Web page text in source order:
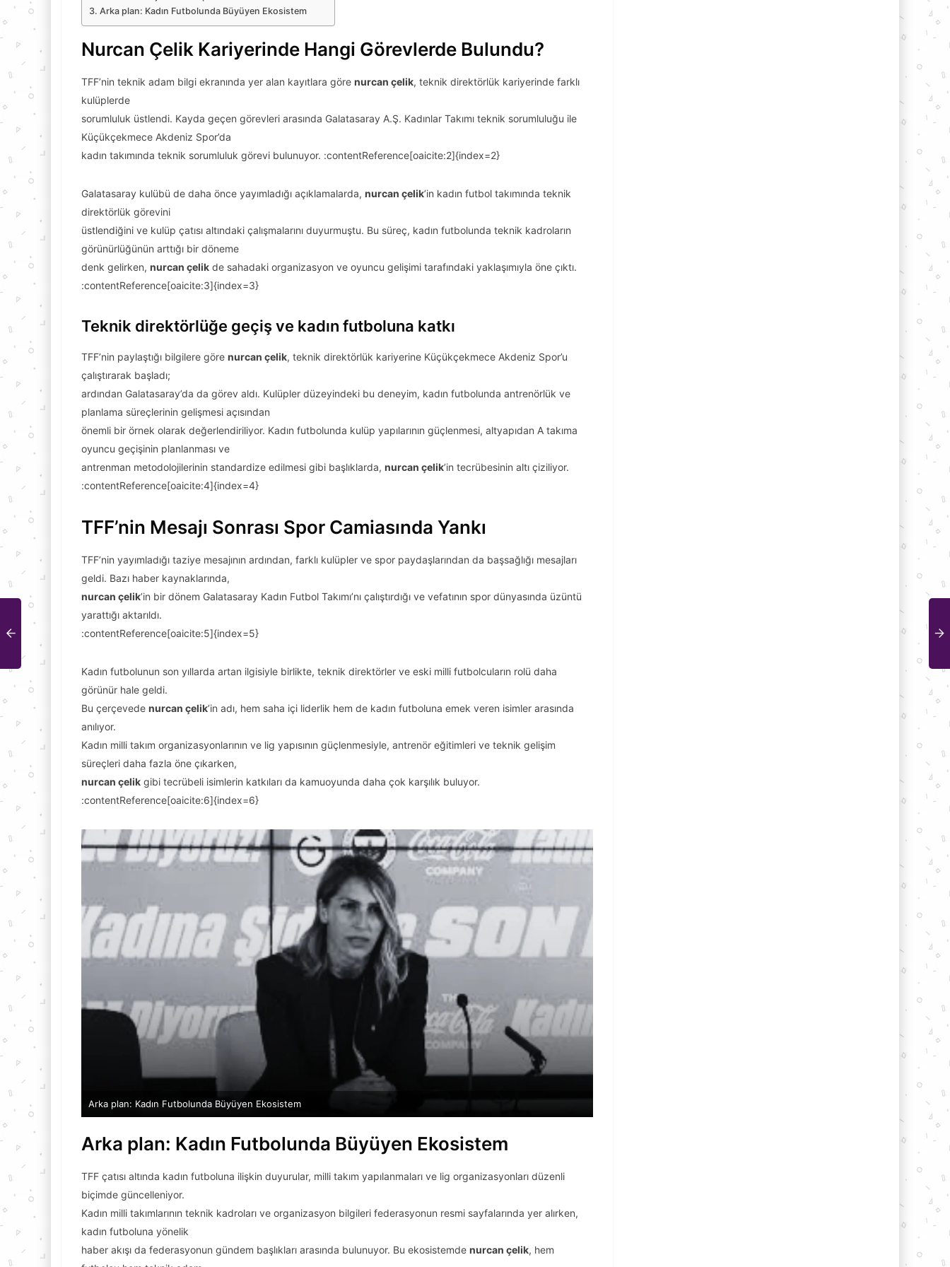
Arka plan: Kadın Futbolunda Büyüyen Ekosistem
Nurcan Çelik Kariyerinde Hangi Görevlerde Bulundu?
TFF’nin teknik adam bilgi ekranında yer alan kayıtlara göre nurcan çelik, teknik direktörlük kariyerinde farklı
kulüplerde
sorumluluk üstlendi. Kayda geçen görevleri arasında Galatasaray A.Ş. Kadınlar Takımı teknik sorumluluğu ile
Küçükçekmece Akdeniz Spor’da
kadın takımında teknik sorumluluk görevi bulunuyor. :contentReference[oaicite:2]{index=2}
Galatasaray kulübü de daha önce yayımladığı açıklamalarda, nurcan çelik’in kadın futbol takımında teknik
direktörlük görevini
üstlendiğini ve kulüp çatısı altındaki çalışmalarını duyurmuştu. Bu süreç, kadın futbolunda teknik kadroların
görünürlüğünün arttığı bir döneme
denk gelirken, nurcan çelik de sahadaki organizasyon ve oyuncu gelişimi tarafındaki yaklaşımıyla öne çıktı.
:contentReference[oaicite:3]{index=3}
Teknik direktörlüğe geçiş ve kadın futboluna katkı
TFF’nin paylaştığı bilgilere göre nurcan çelik, teknik direktörlük kariyerine Küçükçekmece Akdeniz Spor’u
çalıştırarak başladı;
ardından Galatasaray’da da görev aldı. Kulüpler düzeyindeki bu deneyim, kadın futbolunda antrenörlük ve
planlama süreçlerinin gelişmesi açısından
önemli bir örnek olarak değerlendiriliyor. Kadın futbolunda kulüp yapılarının güçlenmesi, altyapıdan A takıma
oyuncu geçişinin planlanması ve
antrenman metodolojilerinin standardize edilmesi gibi başlıklarda, nurcan çelik’in tecrübesinin altı çiziliyor.
:contentReference[oaicite:4]{index=4}
TFF’nin Mesajı Sonrası Spor Camiasında Yankı
TFF’nin yayımladığı taziye mesajının ardından, farklı kulüpler ve spor paydaşlarından da başsağlığı mesajları
geldi. Bazı haber kaynaklarında,
nurcan çelik’in bir dönem Galatasaray Kadın Futbol Takımı’nı çalıştırdığı ve vefatının spor dünyasında üzüntü
yarattığı aktarıldı.
:contentReference[oaicite:5]{index=5}
Kadın futbolunun son yıllarda artan ilgisiyle birlikte, teknik direktörler ve eski milli futbolcuların rolü daha
görünür hale geldi.
Bu çerçevede nurcan çelik’in adı, hem saha içi liderlik hem de kadın futboluna emek veren isimler arasında
anılıyor.
Kadın milli takım organizasyonlarının ve lig yapısının güçlenmesiyle, antrenör eğitimleri ve teknik gelişim
süreçleri daha fazla öne çıkarken,
nurcan çelik gibi tecrübeli isimlerin katkıları da kamuoyunda daha çok karşılık buluyor.
:contentReference[oaicite:6]{index=6}
Arka plan: Kadın Futbolunda Büyüyen Ekosistem
Arka plan: Kadın Futbolunda Büyüyen Ekosistem
TFF çatısı altında kadın futboluna ilişkin duyurular, milli takım yapılanmaları ve lig organizasyonları düzenli
biçimde güncelleniyor.
Kadın milli takımlarının teknik kadroları ve organizasyon bilgileri federasyonun resmi sayfalarında yer alırken,
kadın futboluna yönelik
haber akışı da federasyonun gündem başlıkları arasında bulunuyor. Bu ekosistemde nurcan çelik, hem